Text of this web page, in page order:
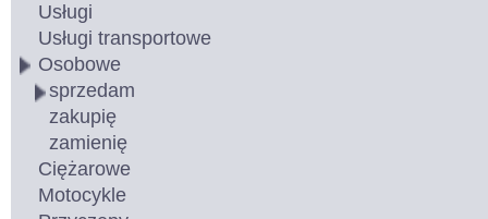
Usługi
Usługi transportowe
Osobowe
sprzedam
zakupię
zamienię
Ciężarowe
Motocykle